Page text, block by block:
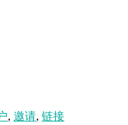
, 邀请, 链接